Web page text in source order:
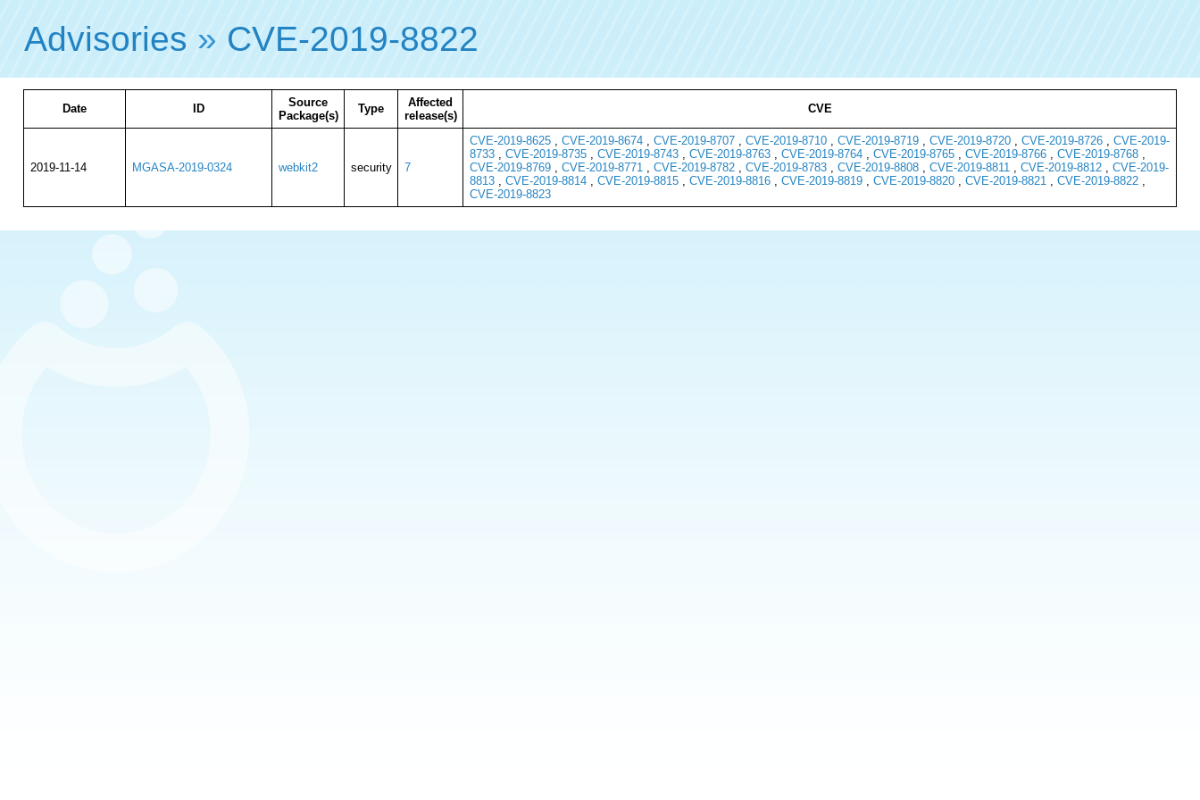
Advisories » CVE-2019-8822
Date ID
Source
Package(s)
Type
Affected
release(s)
CVE
2019-11-14 MGASA-2019-0324 webkit2 security 7
CVE-2019-8625, CVE-2019-8674, CVE-2019-8707, CVE-2019-8710, CVE-2019-8719, CVE-2019-8720, CVE-2019-8726, CVE-2019-
8733, CVE-2019-8735, CVE-2019-8743, CVE-2019-8763, CVE-2019-8764, CVE-2019-8765, CVE-2019-8766, CVE-2019-8768,
CVE-2019-8769, CVE-2019-8771, CVE-2019-8782, CVE-2019-8783, CVE-2019-8808, CVE-2019-8811, CVE-2019-8812, CVE-2019-
8813, CVE-2019-8814, CVE-2019-8815, CVE-2019-8816, CVE-2019-8819, CVE-2019-8820, CVE-2019-8821, CVE-2019-8822,
CVE-2019-8823